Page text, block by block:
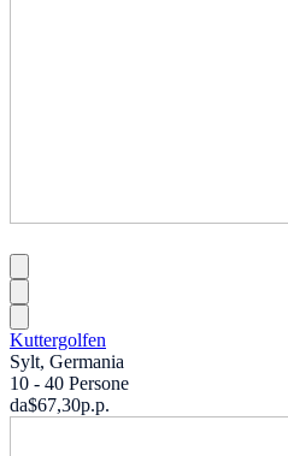
Kuttergolfen
Sylt, Germania
10 - 40 Persone
da$67,30p.p.